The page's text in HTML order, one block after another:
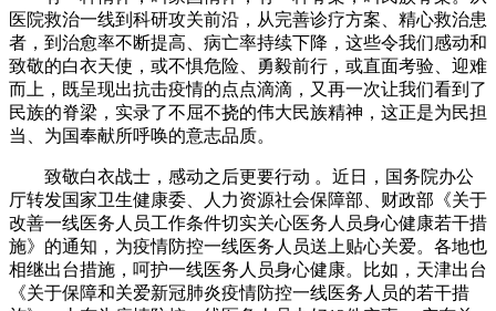
医院救治一线到科研攻关前沿，从完善诊疗方案、精心救治患
者，到治愈率不断提高、病亡率持续下降，这些令我们感动和
致敬的白衣天使，或不惧危险、勇毅前行，或直面考验、迎难
而上，既呈现出抗击疫情的点点滴滴，又再一次让我们看到了
民族的脊梁，实录了不屈不挠的伟大民族精神，这正是为民担
当、为国奉献所呼唤的意志品质。
致敬白衣战士，感动之后更要行动 。近日，国务院办公
厅转发国家卫生健康委、人力资源社会保障部、财政部《关于
改善一线医务人员工作条件切实关心医务人员身心健康若干措
施》的通知，为疫情防控一线医务人员送上贴心关爱。各地也
相继出台措施，呵护一线医务人员身心健康。比如，天津出台
《关于保障和关爱新冠肺炎疫情防控一线医务人员的若干措